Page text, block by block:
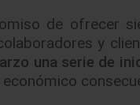
de ofrecer
y
una serie de